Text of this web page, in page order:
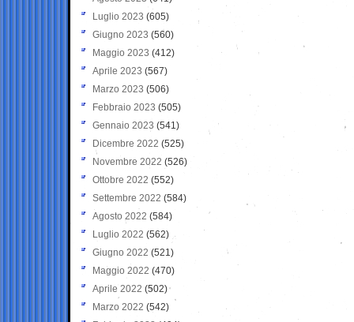
Luglio 2023 (605)
Giugno 2023 (560)
Maggio 2023 (412)
Aprile 2023 (567)
Marzo 2023 (506)
Febbraio 2023 (505)
Gennaio 2023 (541)
Dicembre 2022 (525)
Novembre 2022 (526)
Ottobre 2022 (552)
Settembre 2022 (584)
Agosto 2022 (584)
Luglio 2022 (562)
Giugno 2022 (521)
Maggio 2022 (470)
Aprile 2022 (502)
Marzo 2022 (542)